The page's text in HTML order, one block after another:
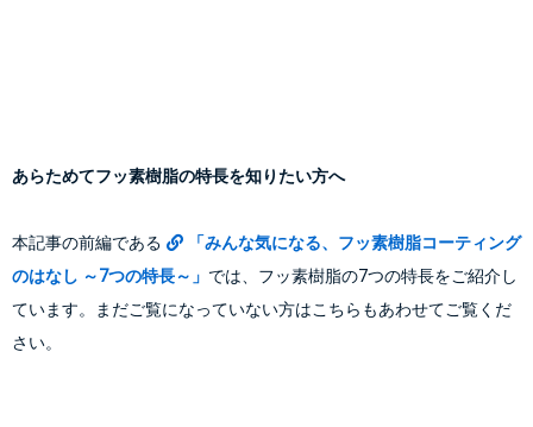
あらためてフッ素樹脂の特長を知りたい方へ
本記事の前編である
「みんな気になる、フッ素樹脂コーティング
のはなし ～7つの特長～」 では、フッ素樹脂の7つの特長をご紹介し
ています。まだご覧になっていない方はこちらもあわせてご覧くだ
さい。